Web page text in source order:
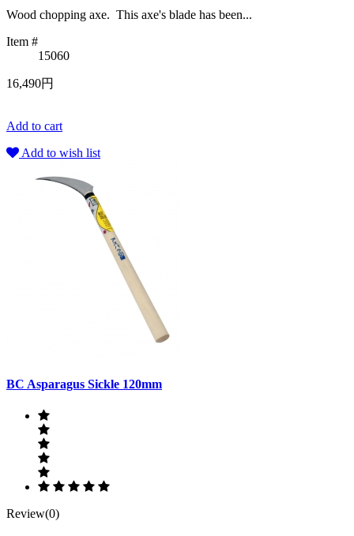
Wood chopping axe. This axe's blade has been...
Item #
15060
16,490円
Add to cart
Add to wish list
BC Asparagus Sickle 120mm
Review(0)